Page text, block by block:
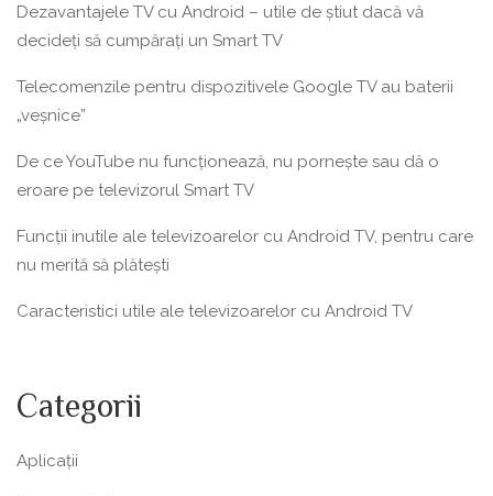
Dezavantajele TV cu Android – utile de știut dacă vă
decideți să cumpărați un Smart TV
Telecomenzile pentru dispozitivele Google TV au baterii
„veșnice”
De ce YouTube nu funcționează, nu pornește sau dă o
eroare pe televizorul Smart TV
Funcții inutile ale televizoarelor cu Android TV, pentru care
nu merită să plătești
Caracteristici utile ale televizoarelor cu Android TV
Categorii
Aplicații